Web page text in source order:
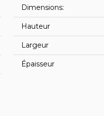
Dimensions:
Hauteur
Largeur
Épaisseur